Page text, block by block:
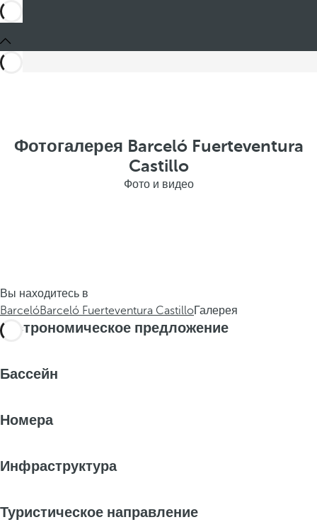
Фотогалерея Barceló Fuerteventura
Castillo
Фото и видео
Вы находитесь в
BarcelóBarceló Fuerteventura CastilloГалерея
Гастрономическое предложение
Бассейн
Номера
Инфраструктура
Туристическое направление